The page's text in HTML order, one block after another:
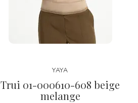
YAYA
Trui 01-000610-608 beige
melange